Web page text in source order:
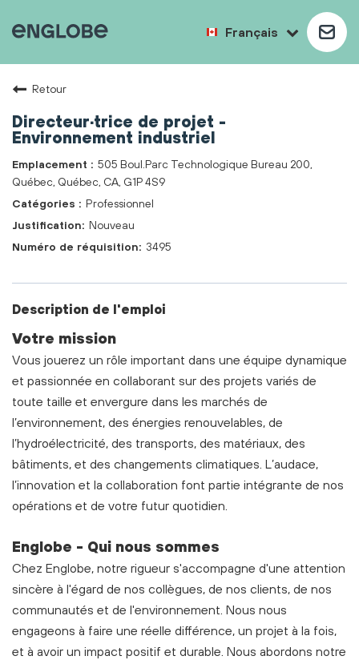
Français
Retour
Directeur·trice de projet -
Environnement industriel
505 Boul.Parc Technologique Bureau 200,
Québec, Québec, CA, G1P 4S9
Professionnel
Nouveau
3495
Description de l'emploi
Votre mission
Vous jouerez un rôle important dans une équipe dynamique
et passionnée en collaborant sur des projets variés de
toute taille et envergure dans les marchés de
l’environnement, des énergies renouvelables, de
l’hydroélectricité, des transports, des matériaux, des
bâtiments, et des changements climatiques. L’audace,
l’innovation et la collaboration font partie intégrante de nos
opérations et de votre futur quotidien.
Englobe - Qui nous sommes
Chez Englobe, notre rigueur s'accompagne d'une attention
sincère à l'égard de nos collègues, de nos clients, de nos
communautés et de l'environnement. Nous nous
engageons à faire une réelle différence, un projet à la fois,
et à avoir un impact positif et durable. Nous abordons notre